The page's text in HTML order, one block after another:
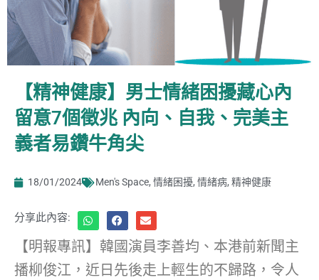
【精神健康】男士情緒困擾藏心內
留意7個徵兆 內向、自我、完美主
義者易鑽牛角尖
18/01/2024 Men's Space, 情緒困擾, 情緒病, 精神健康
分享此內容:
【明報專訊】韓國演員李善均、本港前新聞主
播柳俊江，近日先後走上輕生的不歸路，令人